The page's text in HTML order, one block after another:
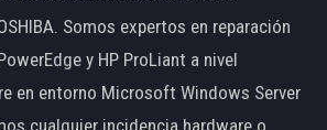
Somos expertos en reparación
y HP ProLiant a nivel
en entorno Microsoft Windows Server